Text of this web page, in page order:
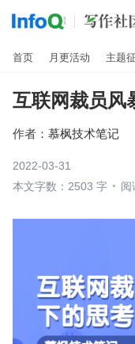
首页 月更活动 主题
互联网裁员风
作者： 慕枫技术笔记
2022-03-31
本文字数：2503 字
阅